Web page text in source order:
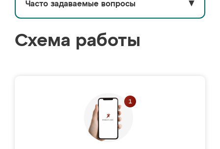
Часто задаваемые вопросы ▼
Схема работы